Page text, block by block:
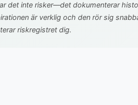
det inte risker—det dokumenterar
är verklig och den rör sig
riskregistret dig.